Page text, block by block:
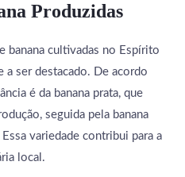
Produzidas
banana cultivadas no Espírito
a ser destacado. De acordo
é da banana prata, que
seguida pela banana
variedade contribui para a
local.